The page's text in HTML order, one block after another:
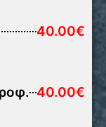
40.00€
40.00€